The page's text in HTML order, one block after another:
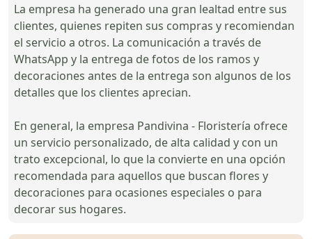
La empresa ha generado una gran lealtad entre sus
clientes, quienes repiten sus compras y recomiendan
el servicio a otros. La comunicación a través de
WhatsApp y la entrega de fotos de los ramos y
decoraciones antes de la entrega son algunos de los
detalles que los clientes aprecian.
En general, la empresa Pandivina - Floristería ofrece
un servicio personalizado, de alta calidad y con un
trato excepcional, lo que la convierte en una opción
recomendada para aquellos que buscan flores y
decoraciones para ocasiones especiales o para
decorar sus hogares.